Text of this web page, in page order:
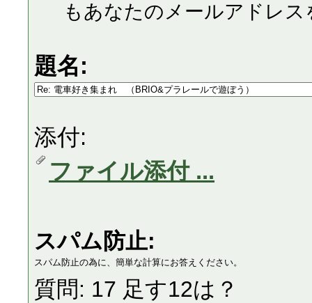
もあなたのメールアドレ
題名:
添付:
ファイル添付 ...
スパム防止:
スパム防止の為に、簡単な計算にお答えください。
質問: 17 足す12は？